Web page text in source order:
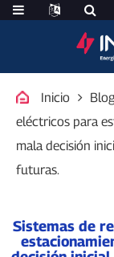
Inicio
eléctricos para
mala decisión
futuras.
Sistemas de